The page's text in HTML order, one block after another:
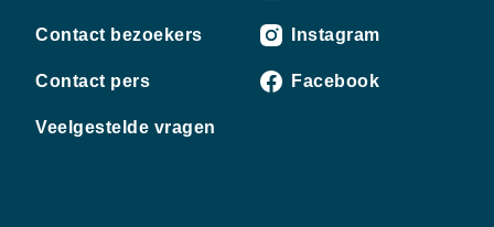
Contact bezoekers
Contact pers
Veelgestelde vragen
Instagram
Facebook